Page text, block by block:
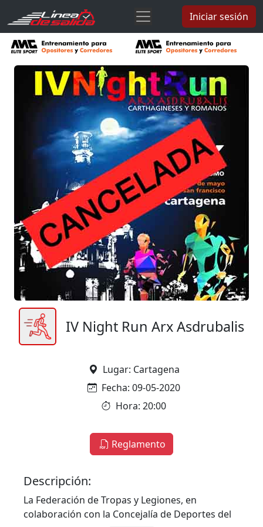
Iniciar sesión
IV Night Run Arx Asdrubalis
Lugar: Cartagena
Fecha: 09-05-2020
Hora: 20:00
Reglamento
Descripción:
La Federación de Tropas y Legiones, en
colaboración con la Concejalía de Deportes del